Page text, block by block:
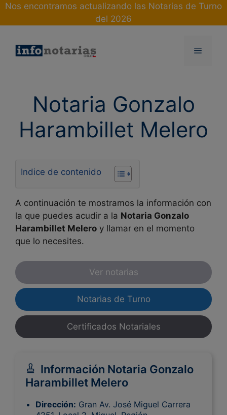
Skip
Nos encontramos actualizando las Notarias de Turno
del 2026
Menu
Notaria Gonzalo
Harambillet Melero
Indice de contenido
A continuación te mostramos la información con
la que puedes acudir a la Notaria Gonzalo
Harambillet Melero y llamar en el momento
que lo necesites.
Ver notarias
Notarias de Turno
Certificados Notariales
Información Notaria Gonzalo
Harambillet Melero
Dirección: Gran Av. José Miguel Carrera